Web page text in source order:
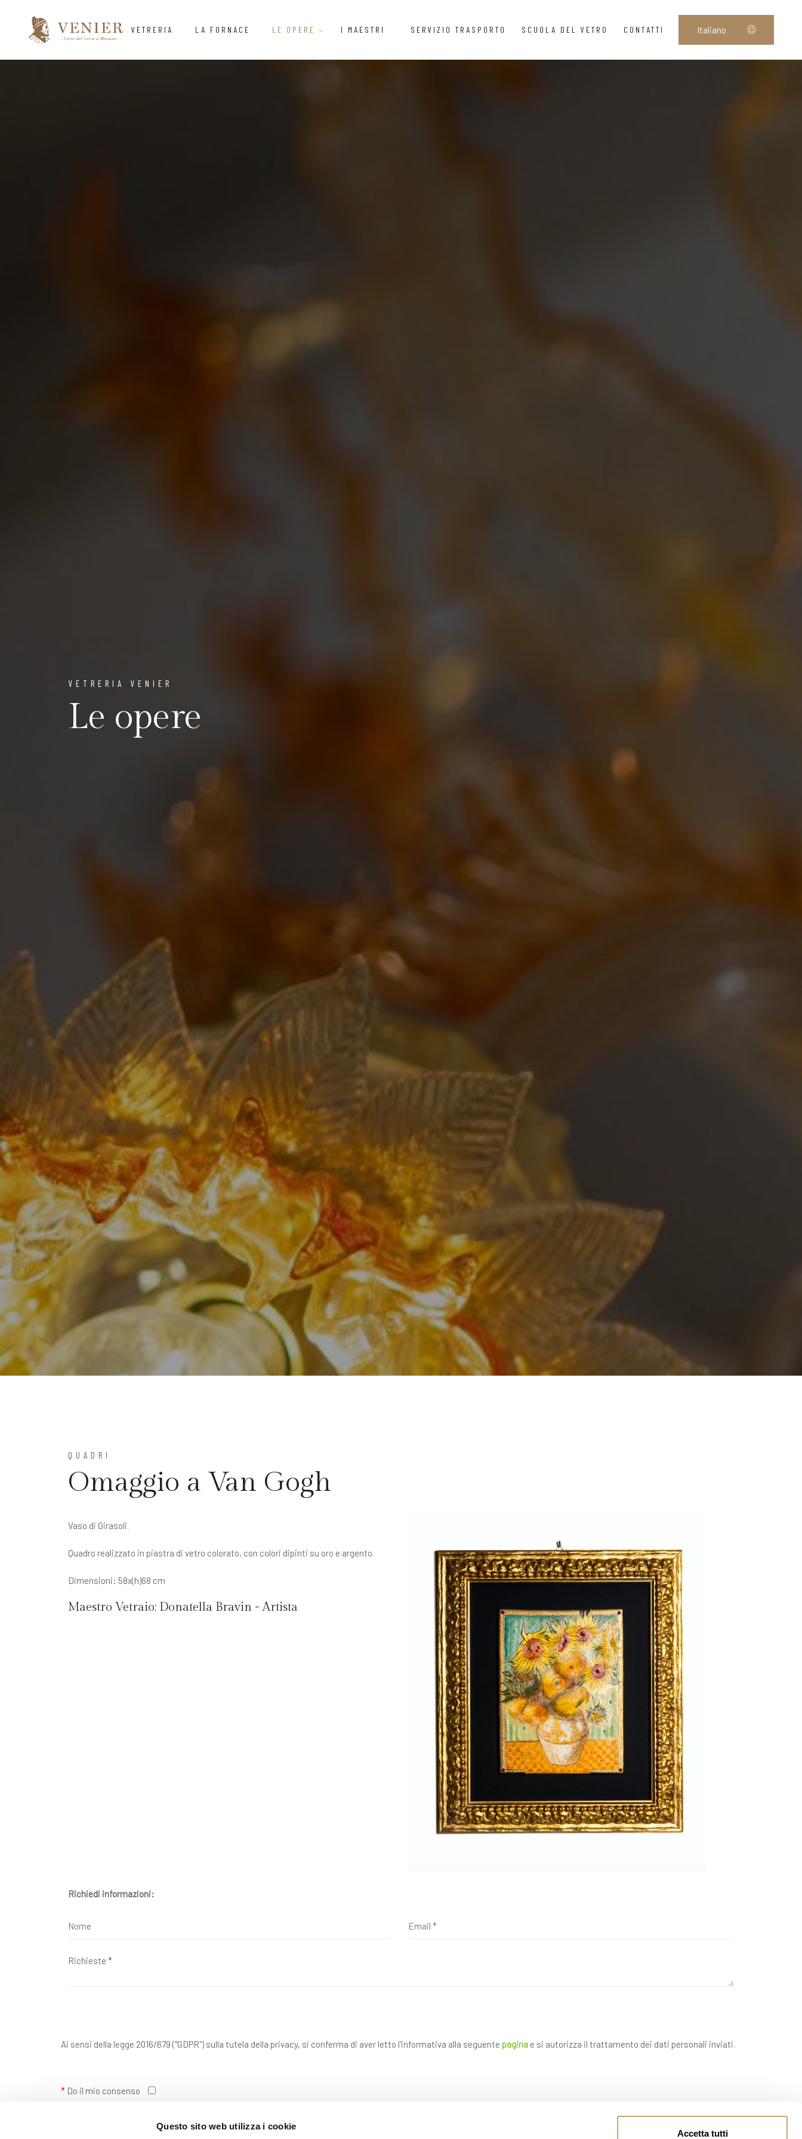
Questo sito web utilizza i cookie
Accetta tutti
VETRERIA LA FORNACE LE OPERE I MAESTRI SERVIZIO TRASPORTO SCUOLA DEL VETRO CONTATTI
VETRERIA VENIER
Le opere
QUADRI
Omaggio a Van Gogh
Vaso di Girasoli.
Quadro realizzato in piastra di vetro colorato, con colori dipinti su oro e argento.
Dimensioni: 58x(h)68 cm
Maestro Vetraio: Donatella Bravin - Artista
Richiedi informazioni:
Ai sensi della legge 2016/679 ("GDPR") sulla tutela della privacy, si conferma di aver letto l'informativa alla seguente pagina e si autorizza il trattamento dei dati personali inviati.
* Do il mio consenso